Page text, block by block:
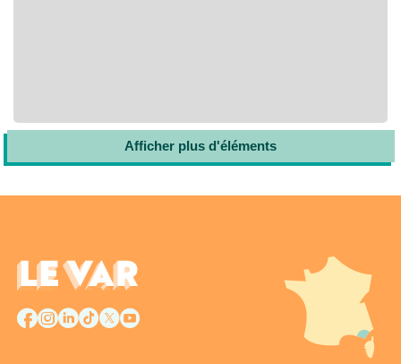
Afficher plus d'éléments